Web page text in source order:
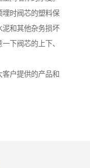
埋时阀芯的塑料保
泥和其他杂务损坏
下阀芯的上下、
户提供的产品和